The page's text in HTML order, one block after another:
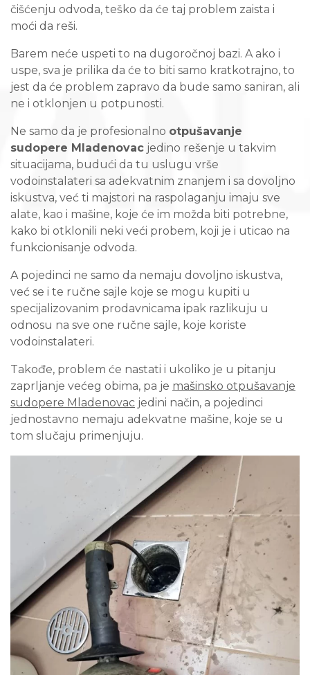
čišćenju odvoda, teško da će taj problem zaista i
moći da reši.
Barem neće uspeti to na dugoročnoj bazi. A ako i
uspe, sva je prilika da će to biti samo kratkotrajno, to
jest da će problem zapravo da bude samo saniran, ali
ne i otklonjen u potpunosti.
Ne samo da je profesionalno otpušavanje
sudopere Mladenovac jedino rešenje u takvim
situacijama, budući da tu uslugu vrše
vodoinstalateri sa adekvatnim znanjem i sa dovoljno
iskustva, već ti majstori na raspolaganju imaju sve
alate, kao i mašine, koje će im možda biti potrebne,
kako bi otklonili neki veći probem, koji je i uticao na
funkcionisanje odvoda.
A pojedinci ne samo da nemaju dovoljno iskustva,
već se i te ručne sajle koje se mogu kupiti u
specijalizovanim prodavnicama ipak razlikuju u
odnosu na sve one ručne sajle, koje koriste
vodoinstalateri.
Takođe, problem će nastati i ukoliko je u pitanju
zaprljanje većeg obima, pa je mašinsko otpušavanje
sudopere Mladenovac jedini način, a pojedinci
jednostavno nemaju adekvatne mašine, koje se u
tom slučaju primenjuju.